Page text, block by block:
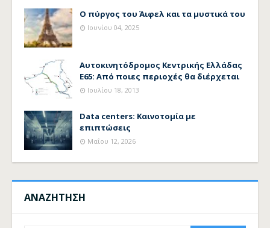
Ο πύργος του Άιφελ και τα μυστικά του
Ιουνίου 04, 2025
Αυτοκινητόδρομος Κεντρικής Ελλάδας
Ε65: Από ποιες περιοχές θα διέρχεται
Ιουλίου 18, 2013
Data centers: Καινοτομία με
επιπτώσεις
Μαΐου 12, 2026
ΑΝΑΖΗΤΗΣΗ